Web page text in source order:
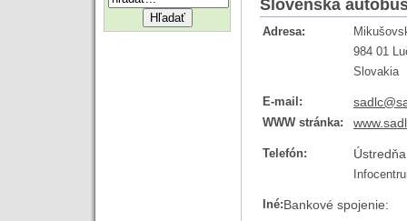
Slovenská
Adresa:
984 01
Slovakia
E-mail:
WWW stránka:
Telefón:
Iné:Bankové spojenie: